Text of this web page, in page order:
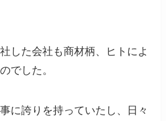
した会社も商材柄、ヒトによ
でした。
に誇りを持っていたし、日々